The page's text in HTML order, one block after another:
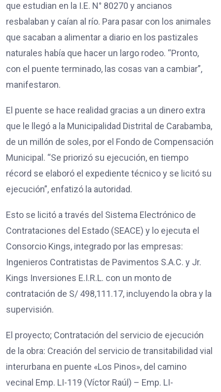
que estudian en la I.E. N° 80270 y ancianos
resbalaban y caían al río. Para pasar con los animales
que sacaban a alimentar a diario en los pastizales
naturales había que hacer un largo rodeo. “Pronto,
con el puente terminado, las cosas van a cambiar”,
manifestaron.
El puente se hace realidad gracias a un dinero extra
que le llegó a la Municipalidad Distrital de Carabamba,
de un millón de soles, por el Fondo de Compensación
Municipal. “Se priorizó su ejecución, en tiempo
récord se elaboró el expediente técnico y se licitó su
ejecución”, enfatizó la autoridad.
Esto se licitó a través del Sistema Electrónico de
Contrataciones del Estado (SEACE) y lo ejecuta el
Consorcio Kings, integrado por las empresas:
Ingenieros Contratistas de Pavimentos S.A.C. y Jr.
Kings Inversiones E.I.R.L. con un monto de
contratación de S/ 498,111.17, incluyendo la obra y la
supervisión.
El proyecto; Contratación del servicio de ejecución
de la obra: Creación del servicio de transitabilidad vial
interurbana en puente «Los Pinos», del camino
vecinal Emp. LI-119 (Víctor Raúl) – Emp. LI-